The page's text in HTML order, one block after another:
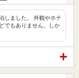
しました。 外観やホテ
でもありません。しか